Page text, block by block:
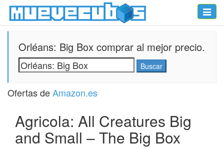
Toggle
Orléans: Big Box comprar al mejor precio.
Ofertas deAmazon.es
Agricola: All Creatures Big
and Small – The Big Box